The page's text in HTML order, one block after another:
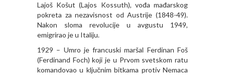
Lajoš Košut (Lajos Kossuth), vođa mađarskog
pokreta za nezavisnost od Austrije (1848-49).
Nakon sloma revolucije u avgustu 1949,
emigrirao je u Italiju.
1929 – Umro je francuski maršal Ferdinan Foš
(Ferdinand Foch) koji je u Prvom svetskom ratu
komandovao u ključnim bitkama protiv Nemaca